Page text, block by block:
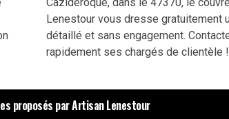
Lenestour vous dresse gratuitement
détaillé et sans engagement.
rapidement ses chargés de clientèle !
proposés par Artisan Lenestour